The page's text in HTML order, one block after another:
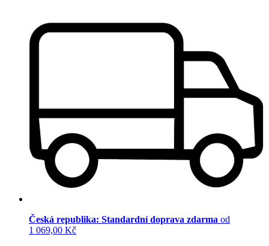
Česká republika: Standardní doprava zdarma od
1 069,00 Kč